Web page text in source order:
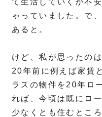
て生活していくか不
ゃっていました。で
あると。
けど、私が思ったの
20年前に例えば家賃
ラスの物件を20年ロ
れば、今頃は既にロ
少なくとも住むとこ